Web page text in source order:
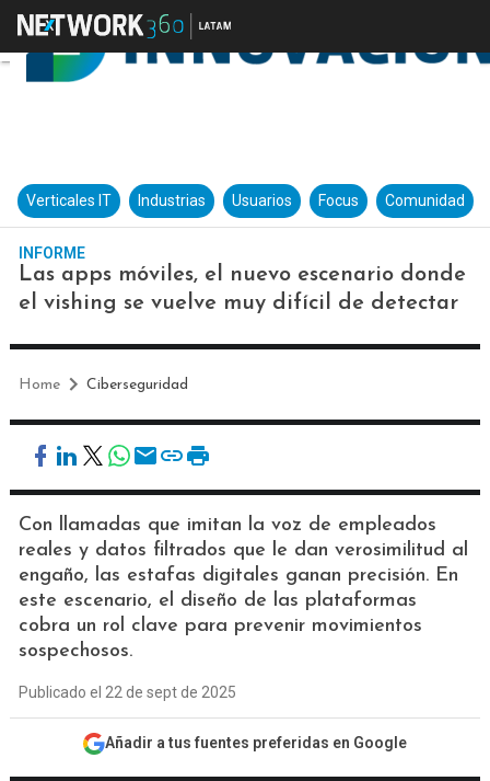
Verticales IT Industrias Usuarios Focus Comunidad
INFORME
Las apps móviles, el nuevo escenario donde
el vishing se vuelve muy difícil de detectar
Home Ciberseguridad
Con llamadas que imitan la voz de empleados
reales y datos filtrados que le dan verosimilitud al
engaño, las estafas digitales ganan precisión. En
este escenario, el diseño de las plataformas
cobra un rol clave para prevenir movimientos
sospechosos.
Publicado el 22 de sept de 2025
Añadir a tus fuentes preferidas en Google